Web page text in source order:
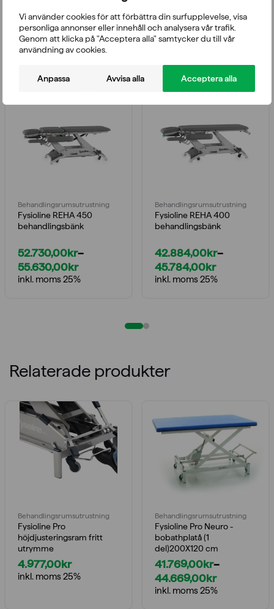
Vi använder cookies för att förbättra din surfupplevelse, visa
personliga annonser eller innehåll och analysera vår trafik.
Genom att klicka på "Acceptera alla" samtycker du till vår
användning av cookies.
Anpassa Avvisa alla Acceptera alla
Tillbehör endast till nytt bord
Du kanske också gillar
Behandlings­rumsutrustning
Fysioline REHA 450
behandlingsbänk
52.730,00kr–
55.630,00kr
Prisintervall:
52.730,00kr
inkl. moms 25%
Behandlings­rumsutrustning
Fysioline REHA 400
behandlingsbänk
42.884,00kr–
45.784,00kr
Prisintervall:
42.884,00kr
inkl. moms 25%
Relaterade produkter
Behandlings­rumsutrustning
Fysioline Pro
höjdjusteringsram fritt
utrymme
4.977,00kr
inkl. moms 25%
Behandlings­rumsutrustning
Fysioline Pro Neuro -
bobathplatå (1
del)200X120 cm
41.769,00kr–
44.669,00kr
Prisintervall:
41.769,00kr
inkl. moms 25%